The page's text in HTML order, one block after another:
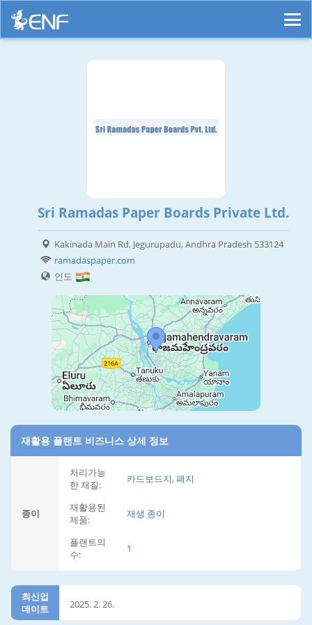
Sri Ramadas Paper Boards Private Ltd.
Kakinada Main Rd, Jegurupadu, Andhra Pradesh 533124
ramadaspaper.com
인도
재활용 플랜트 비즈니스 상세 정보
종이
처리가능
한 재질:
카드보드지, 폐지
재활용된
제품:
재생 종이
플랜트의
수:
1
최신업
데이트
2025. 2. 26.